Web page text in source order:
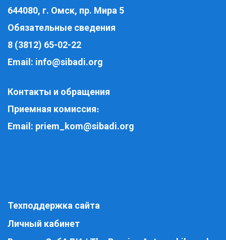
644080, г. Омск, пр. Мира 5
Обязательные сведения
8 (3812) 65-02-22
Email: info@sibadi.org
Контакты и обращения
Приемная комиссия:
Email: priem_kom@sibadi.org
Техподдержка сайта
Личный кабинет